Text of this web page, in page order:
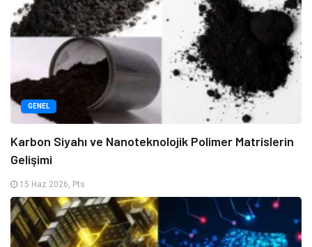
GENEL
Karbon Siyahı ve Nanoteknolojik Polimer Matrislerin
Gelişimi
15 Haz 2026, Pts